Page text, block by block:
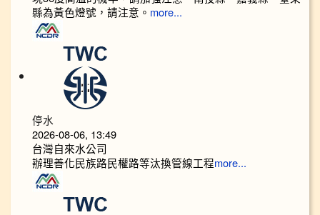
縣為黃色燈號，請注意。 more...
停水
2026-08-06, 13:49
台灣自來水公司
辦理善化民族路民權路等汰換管線工程more...